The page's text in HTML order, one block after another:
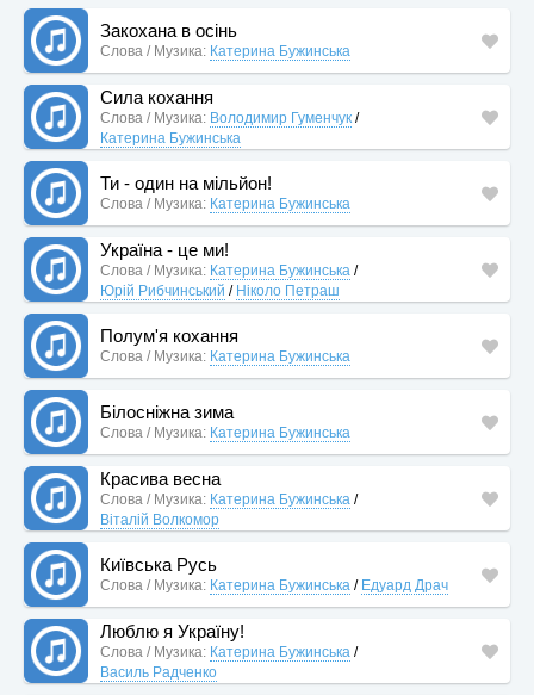
Закохана в осінь
Слова / Музика: Катерина Бужинська
Сила кохання
Слова / Музика: Володимир Гуменчук /
Катерина Бужинська
Ти - один на мільйон!
Слова / Музика: Катерина Бужинська
Україна - це ми!
Слова / Музика: Катерина Бужинська /
Юрій Рибчинський / Ніколо Петраш
Полум'я кохання
Слова / Музика: Катерина Бужинська
Білосніжна зима
Слова / Музика: Катерина Бужинська
Красива весна
Слова / Музика: Катерина Бужинська /
Віталій Волкомор
Київська Русь
Слова / Музика: Катерина Бужинська / Едуард Драч
Люблю я Україну!
Слова / Музика: Катерина Бужинська /
Василь Радченко